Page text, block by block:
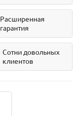
Расширенная
гарантия
Сотни довольных
клиентов